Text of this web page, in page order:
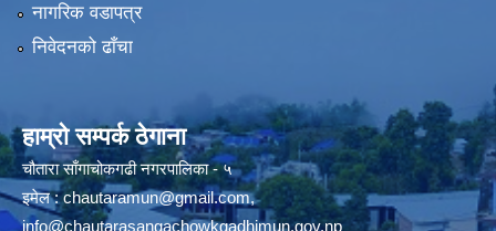
नागरिक वडापत्र
निवेदनको ढाँचा
हाम्रो सम्पर्क ठेगाना
चौतारा साँगाचोकगढी नगरपालिका - ५
इमेल :chautaramun@gmail.com,
info@chautarasangachowkgadhimun.gov.np